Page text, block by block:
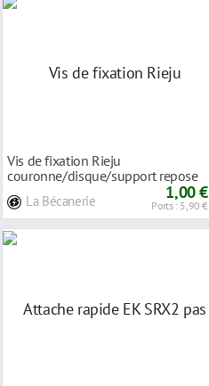
Vis de fixation Rieju
couronne/disque/support repose
La Bécanerie 1,00 €
Ports : 5,90 €